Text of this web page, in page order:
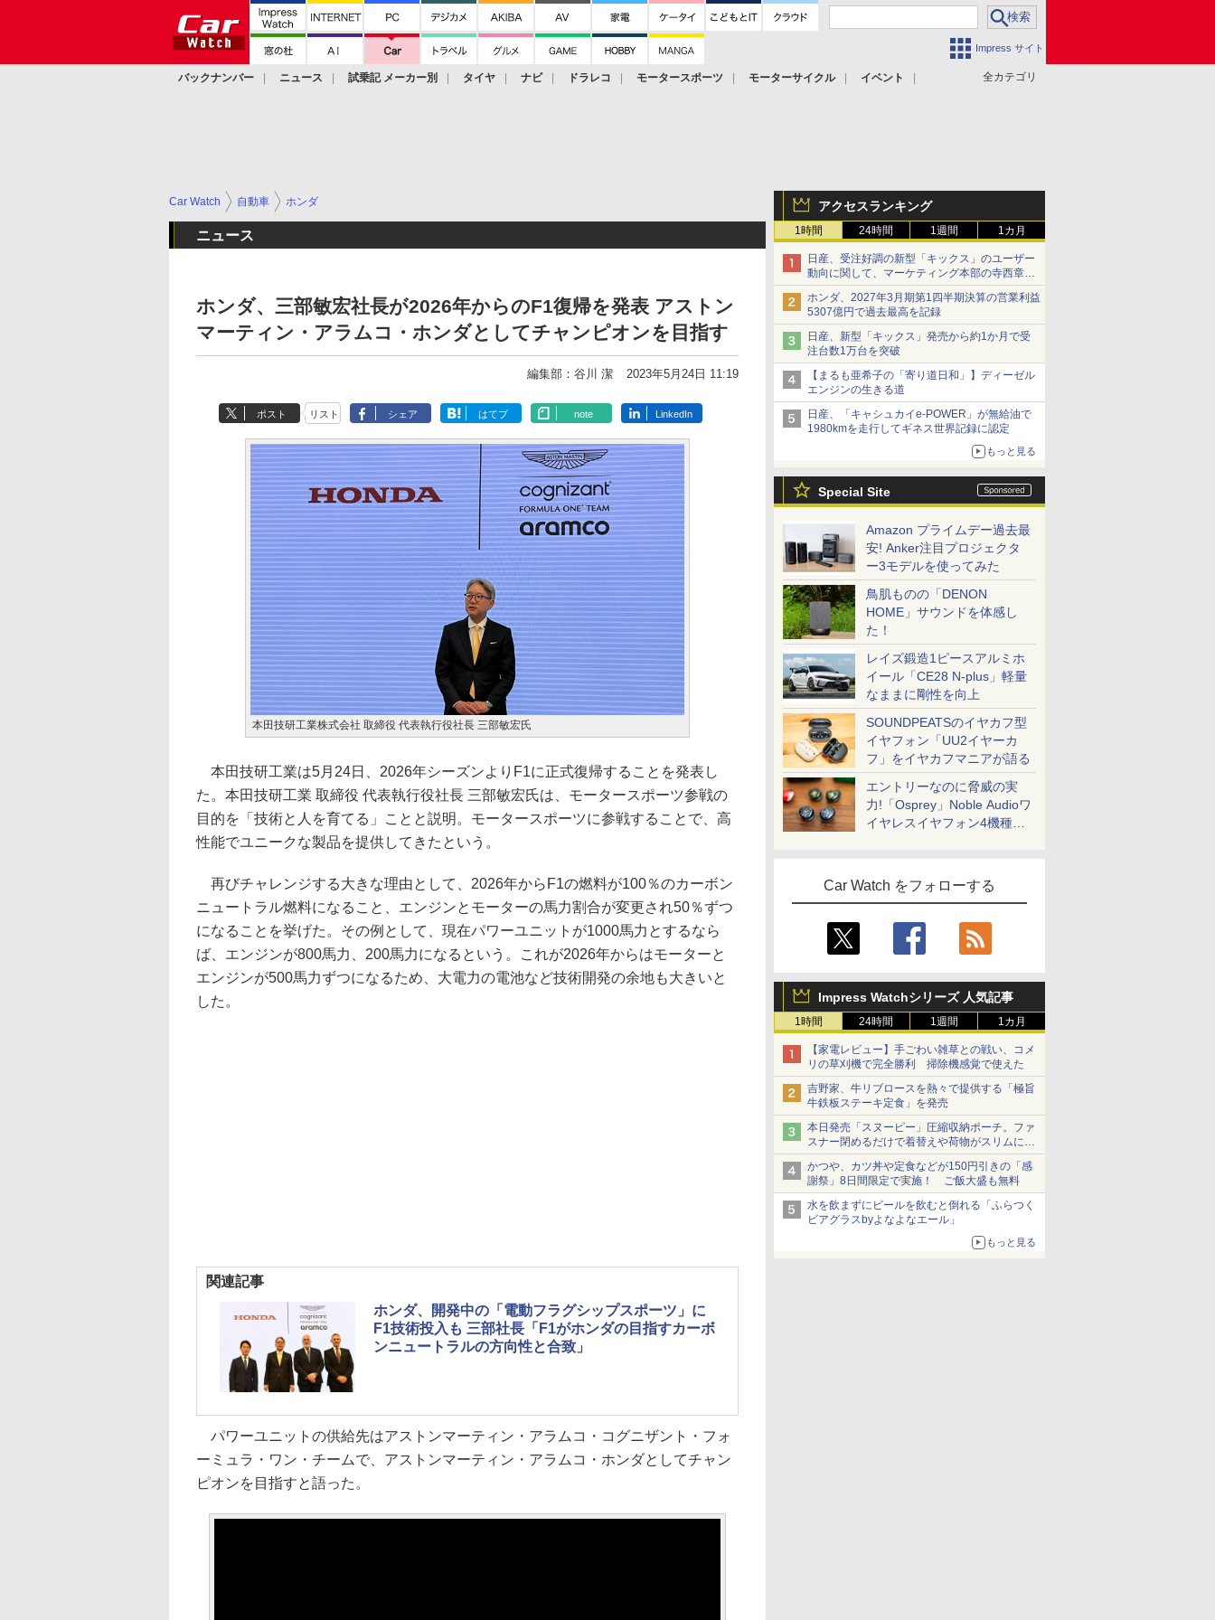
Impress サイト
全カテゴリ
バックナンバー ニュース 試乗記 メーカー別 タイヤ ナビ ドラレコ モータースポーツ モーターサイクル
イベント
アクセスランキング
1時間 24時間 1週間 1カ月
日産、受注好調の新型「キックス」のユーザー
動向に関して、マーケティング本部の寺西章氏
が解説
ホンダ、2027年3月期第1四半期決算の営業利益
5307億円で過去最高を記録
日産、新型「キックス」発売から約1か月で受
注台数1万台を突破
【まるも亜希子の「寄り道日和」】ディーゼル
エンジンの生きる道
日産、「キャシュカイe-POWER」が無給油で
1980kmを走行してギネス世界記録に認定
もっと見る
Special Site
Amazon プライムデー過去最
安! Anker注目プロジェクタ
ー3モデルを使ってみた
鳥肌ものの「DENON
HOME」サウンドを体感し
た！
レイズ鍛造1ピースアルミホ
イール「CE28 N-plus」軽量
なままに剛性を向上
SOUNDPEATSのイヤカフ型
イヤフォン「UU2イヤーカ
フ」をイヤカフマニアが語る
エントリーなのに脅威の実
力!「Osprey」Noble Audioワ
イヤレスイヤフォン4機種を
Car Watch をフォローする
Impress Watchシリーズ 人気記事
1時間 24時間 1週間 1カ月
【家電レビュー】手ごわい雑草との戦い、コメ
リの草刈機で完全勝利 掃除機感覚で使えた
吉野家、牛リブロースを熱々で提供する「極旨
牛鉄板ステーキ定食」を発売
本日発売「スヌーピー」圧縮収納ポーチ。ファ
スナー閉めるだけで着替えや荷物がスリムにま
とまる
かつや、カツ丼や定食などが150円引きの「感
謝祭」8日間限定で実施！ ご飯大盛も無料
水を飲まずにビールを飲むと倒れる「ふらつく
ビアグラスbyよなよなエール」
もっと見る
Car Watch 自動車 ホンダ
ニュース
ホンダ、三部敏宏社長が2026年からのF1復帰を発表 アストン
マーティン・アラムコ・ホンダとしてチャンピオンを目指す
編集部：谷川 潔 2023年5月24日 11:19
ポスト リスト シェア はてブ note LinkedIn
本田技研工業株式会社 取締役 代表執行役社長 三部敏宏氏
本田技研工業は5月24日、2026年シーズンよりF1に正式復帰することを発表し
た。本田技研工業 取締役 代表執行役社長 三部敏宏氏は、モータースポーツ参戦の
目的を「技術と人を育てる」ことと説明。モータースポーツに参戦することで、高
性能でユニークな製品を提供してきたという。
再びチャレンジする大きな理由として、2026年からF1の燃料が100％のカーボン
ニュートラル燃料になること、エンジンとモーターの馬力割合が変更され50％ずつ
になることを挙げた。その例として、現在パワーユニットが1000馬力とするなら
ば、エンジンが800馬力、200馬力になるという。これが2026年からはモーターと
エンジンが500馬力ずつになるため、大電力の電池など技術開発の余地も大きいと
した。
関連記事
ホンダ、開発中の「電動フラグシップスポーツ」に
F1技術投入も 三部社長「F1がホンダの目指すカーボ
ンニュートラルの方向性と合致」
パワーユニットの供給先はアストンマーティン・アラムコ・コグニザント・フォ
ーミュラ・ワン・チームで、アストンマーティン・アラムコ・ホンダとしてチャン
ピオンを目指すと語った。